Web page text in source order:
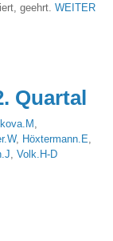
geehrt.WEITER
Quartal
, Höxtermann.E
,Volk.H-D